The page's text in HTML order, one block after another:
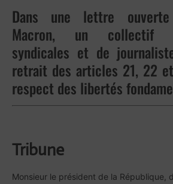
Dans une lettre
Macron, un collectif
syndicales et de
retrait des articles 21, 22
respect des libertés
Tribune
Monsieur le président de la République,